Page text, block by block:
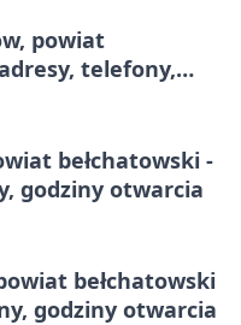
powiat
telefony,
bełchatowski -
godziny otwarcia
bełchatowski
godziny otwarcia